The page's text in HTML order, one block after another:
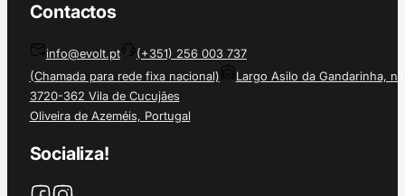
Contactos
info@evolt.pt
(+351) 256 003 737
(Chamada para rede fixa nacional)
Largo Asilo da Gandarinha, nº
3720-362 Vila de Cucujães
Oliveira de Azeméis, Portugal
Socializa!